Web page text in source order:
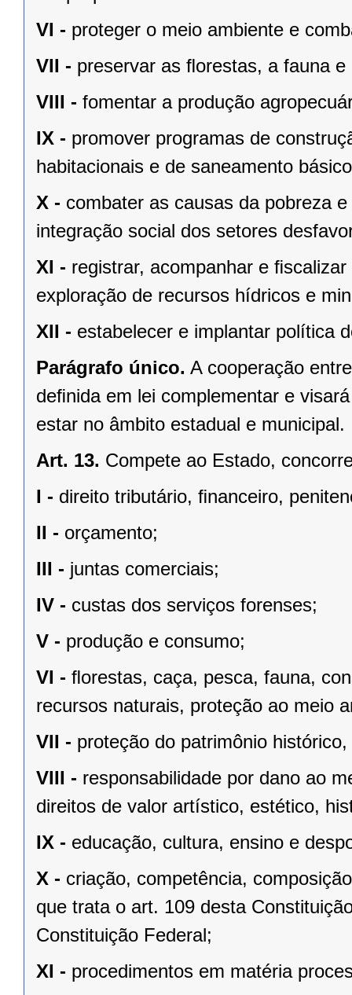
VI - proteger o meio ambiente e
VII - preservar as ﬂorestas, a fauna e
VIII - fomentar a produção
IX - promover programas de
habitacionais e de saneamento
X - combater as causas da pobreza
integração social dos setores
XI - registrar, acompanhar e
exploração de recursos hídricos e
XII - estabelecer e implantar política
Parágrafo único. A cooperação
deﬁnida em lei complementar e
estar no âmbito estadual e municipal.
Art. 13. Compete ao Estado,
I - direito tributário, ﬁnanceiro,
II - orçamento;
III - juntas comerciais;
IV - custas dos serviços forenses;
V - produção e consumo;
VI - ﬂorestas, caça, pesca, fauna,
recursos naturais, proteção ao meio
VII - proteção do patrimônio
VIII - responsabilidade por dano ao
direitos de valor artístico, estético,
IX - educação, cultura, ensino e
X - criação, competência,
que trata o art. 109 desta
Constituição Federal;
XI - procedimentos em matéria